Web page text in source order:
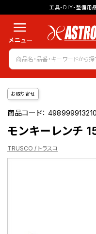
工具・DIY・整備用
お取り寄せ
商品コード：
モンキーレンチ
TRUSCO / トラスコ